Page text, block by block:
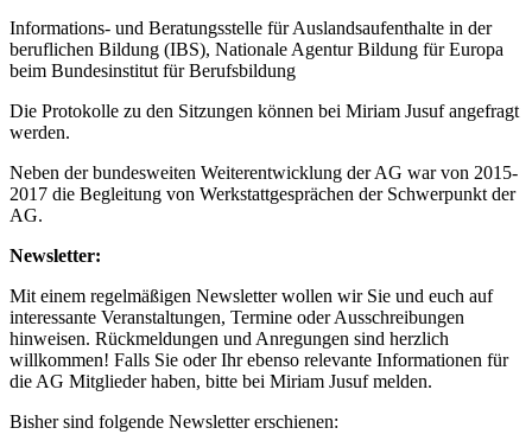
Informations- und Beratungsstelle für Auslandsaufenthalte in der
beruflichen Bildung (IBS), Nationale Agentur Bildung für Europa
beim Bundesinstitut für Berufsbildung
Die Protokolle zu den Sitzungen können bei Miriam Jusuf angefragt
werden.
Neben der bundesweiten Weiterentwicklung der AG war von 2015-
2017 die Begleitung von Werkstattgesprächen der Schwerpunkt der
AG.
Newsletter:
Mit einem regelmäßigen Newsletter wollen wir Sie und euch auf
interessante Veranstaltungen, Termine oder Ausschreibungen
hinweisen. Rückmeldungen und Anregungen sind herzlich
willkommen! Falls Sie oder Ihr ebenso relevante Informationen für
die AG Mitglieder haben, bitte bei Miriam Jusuf melden.
Bisher sind folgende Newsletter erschienen: